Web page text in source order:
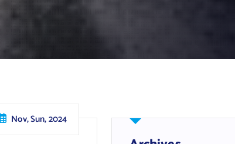
Nov, Sun, 2024